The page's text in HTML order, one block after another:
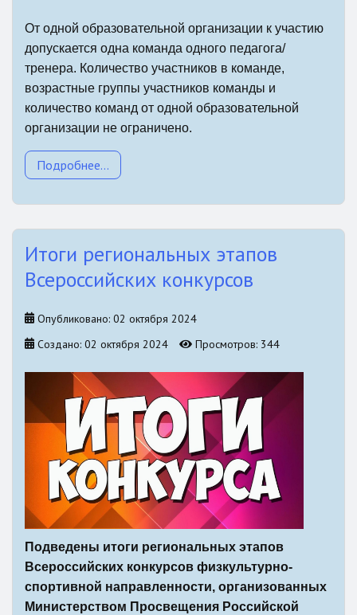
От одной образовательной организации к участию
допускается одна команда одного педагога/
тренера. Количество участников в команде,
возрастные группы участников команды и
количество команд от одной образовательной
организации не ограничено.
Подробнее...
Итоги региональных этапов
Всероссийских конкурсов
Опубликовано: 02 октября 2024
Создано: 02 октября 2024
Просмотров: 344
Подведены итоги региональных этапов
Всероссийских конкурсов физкультурно-
спортивной направленности, организованных
Министерством Просвещения Российской